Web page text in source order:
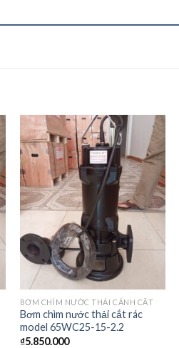
BƠM CHÌM NƯỚC THẢI CÁNH CẮT
Bơm chìm nước thải cắt rác
model 65WC25-15-2.2
₫5.850.000